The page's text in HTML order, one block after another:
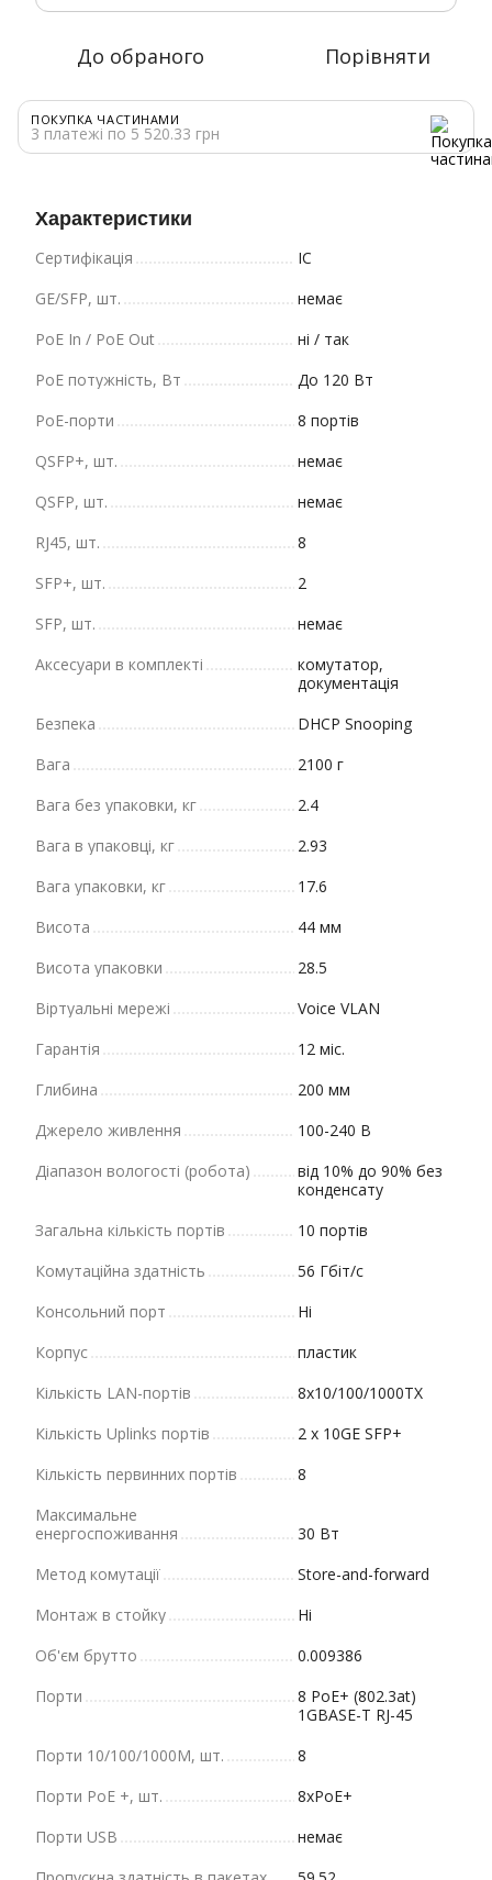
До обраного Порівняти
ПОКУПКА ЧАСТИНАМИ
3 платежі по 5 520.33 грн
Характеристики
Cертифікація
IC
GE/SFP, шт.
немає
PoE In / PoE Out
ні / так
PoE потужність, Вт
До 120 Вт
PoE-порти
8 портів
QSFP+, шт.
немає
QSFP, шт.
немає
RJ45, шт.
8
SFP+, шт.
2
SFP, шт.
немає
Аксесуари в комплекті
комутатор,
документація
Безпека
DHCP Snooping
Вага
2100 г
Вага без упаковки, кг
2.4
Вага в упаковці, кг
2.93
Вага упаковки, кг
17.6
Висота
44 мм
Висота упаковки
28.5
Віртуальні мережі
Voice VLAN
Гарантія
12 міс.
Глибина
200 мм
Джерело живлення
100-240 В
Діапазон вологості (робота)
від 10% до 90% без
конденсату
Загальна кількість портів
10 портів
Комутаційна здатність
56 Гбіт/с
Консольний порт
Ні
Корпус
пластик
Кількість LAN-портів
8x10/100/1000TX
Кількість Uplinks портів
2 x 10GE SFP+
Кількість первинних портів
8
Максимальне
енергоспоживання
30 Вт
Метод комутації
Store-and-forward
Монтаж в стойку
Ні
Об'єм брутто
0.009386
Порти
8 PoE+ (802.3at)
1GBASE-T RJ-45
Порти 10/100/1000М, шт.
8
Порти PoE +, шт.
8xPoE+
Порти USB
немає